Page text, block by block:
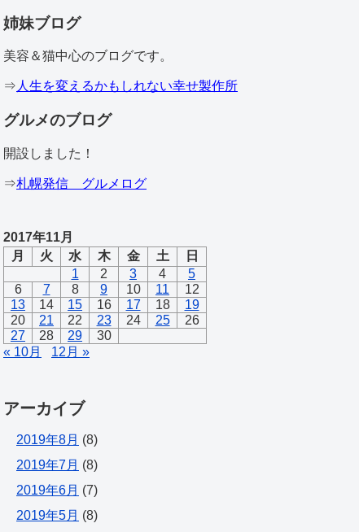
姉妹ブログ
美容＆猫中心のブログです。
⇒ 人生を変えるかもしれない幸せ製作所
グルメのブログ
開設しました！
⇒札幌発信 グルメログ
2017年11月
月
火 水 木 金 土
日
1
2 3 4
5
6
7 8 9 10 11
12
13
14 15 16 17 18
19
20
21 22 23 24 25
26
27
28 29
30
« 10月
12月 »
アーカイブ
2019年8月 (8)
2019年7月 (8)
2019年6月 (7)
2019年5月 (8)